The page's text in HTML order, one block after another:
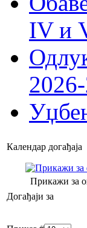
IV и
Календар догађаја
Прикажи за
Догађаји за